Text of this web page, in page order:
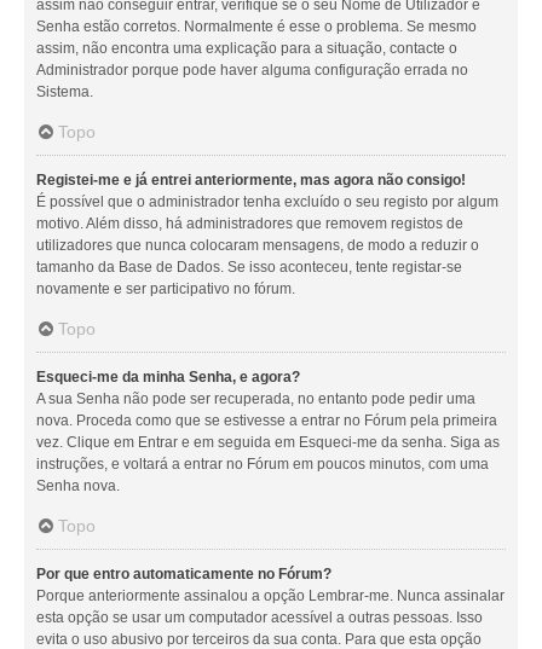
assim não conseguir entrar, verifique se o seu Nome de Utilizador e
Senha estão corretos. Normalmente é esse o problema. Se mesmo
assim, não encontra uma explicação para a situação, contacte o
Administrador porque pode haver alguma configuração errada no
Sistema.
Topo
Registei-me e já entrei anteriormente, mas agora não consigo!
É possível que o administrador tenha excluído o seu registo por algum
motivo. Além disso, há administradores que removem registos de
utilizadores que nunca colocaram mensagens, de modo a reduzir o
tamanho da Base de Dados. Se isso aconteceu, tente registar-se
novamente e ser participativo no fórum.
Topo
Esqueci-me da minha Senha, e agora?
A sua Senha não pode ser recuperada, no entanto pode pedir uma
nova. Proceda como que se estivesse a entrar no Fórum pela primeira
vez. Clique em Entrar e em seguida em Esqueci-me da senha. Siga as
instruções, e voltará a entrar no Fórum em poucos minutos, com uma
Senha nova.
Topo
Por que entro automaticamente no Fórum?
Porque anteriormente assinalou a opção Lembrar-me. Nunca assinalar
esta opção se usar um computador acessível a outras pessoas. Isso
evita o uso abusivo por terceiros da sua conta. Para que esta opção